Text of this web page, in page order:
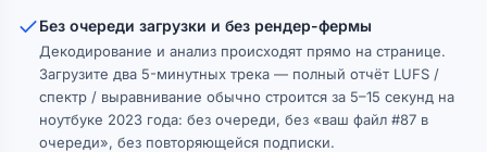
Без очереди загрузки и без рендер-фермы
Декодирование и анализ происходят прямо на странице.
Загрузите два 5-минутных трека — полный отчёт LUFS /
спектр / выравнивание обычно строится за 5–15 секунд на
ноутбуке 2023 года: без очереди, без «ваш файл #87 в
очереди», без повторяющейся подписки.